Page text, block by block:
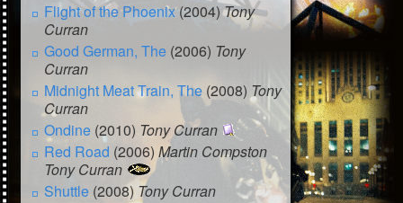
Flight of the Phoenix(2004)Tony
Curran
Good German, The (2006) Tony
Curran
Midnight Meat Train, The (2008) Tony
Curran
Ondine (2010) Tony Curran
Red Road (2006) Martin Compston
Tony Curran
Shuttle (2008) Tony Curran